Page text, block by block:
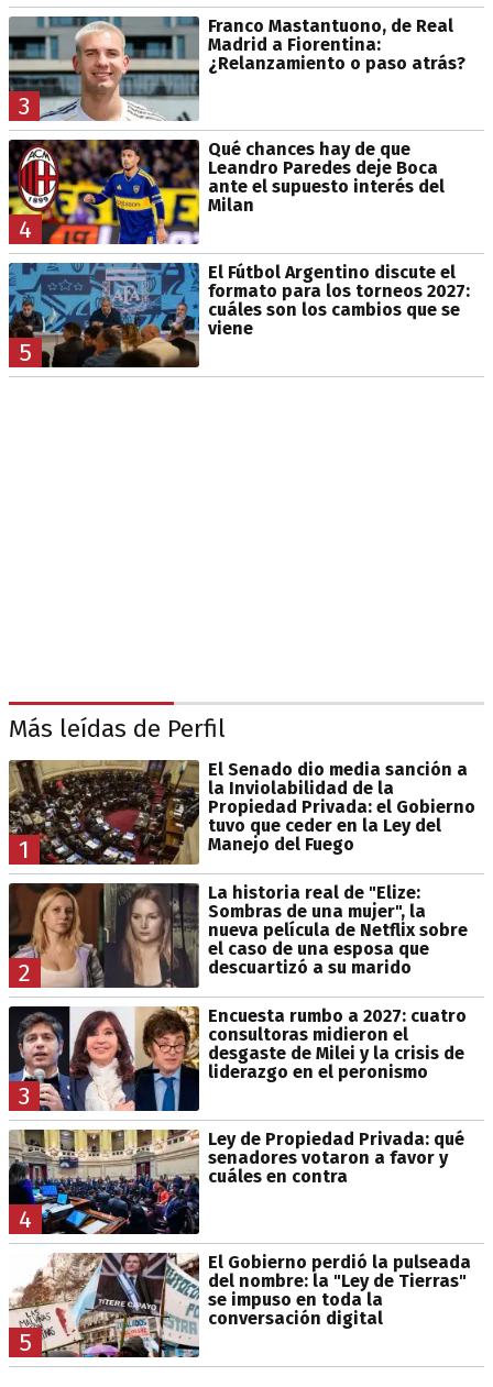
3
Franco Mastantuono, de Real
Madrid a Fiorentina:
¿Relanzamiento o paso atrás?
4
Qué chances hay de que
Leandro Paredes deje Boca
ante el supuesto interés del
Milan
5
El Fútbol Argentino discute el
formato para los torneos 2027:
cuáles son los cambios que se
viene
Más leídas de Perfil
1
El Senado dio media sanción a
la Inviolabilidad de la
Propiedad Privada: el Gobierno
tuvo que ceder en la Ley del
Manejo del Fuego
2
La historia real de "Elize:
Sombras de una mujer", la
nueva película de Netflix sobre
el caso de una esposa que
descuartizó a su marido
3
Encuesta rumbo a 2027: cuatro
consultoras midieron el
desgaste de Milei y la crisis de
liderazgo en el peronismo
4
Ley de Propiedad Privada: qué
senadores votaron a favor y
cuáles en contra
5
El Gobierno perdió la pulseada
del nombre: la "Ley de Tierras"
se impuso en toda la
conversación digital